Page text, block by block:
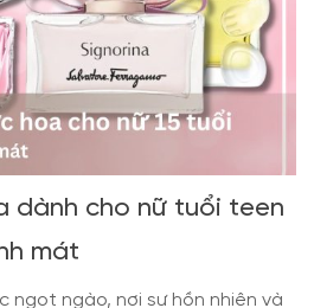
dành cho nữ tuổi teen
mát
ngọt ngào, nơi sự hồn nhiên và